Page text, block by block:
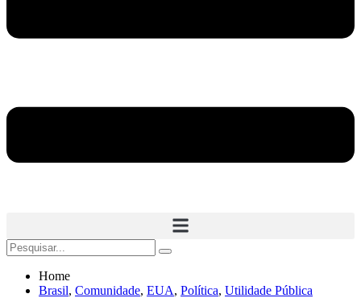
Home
Brasil, Comunidade, EUA, Política, Utilidade Pública